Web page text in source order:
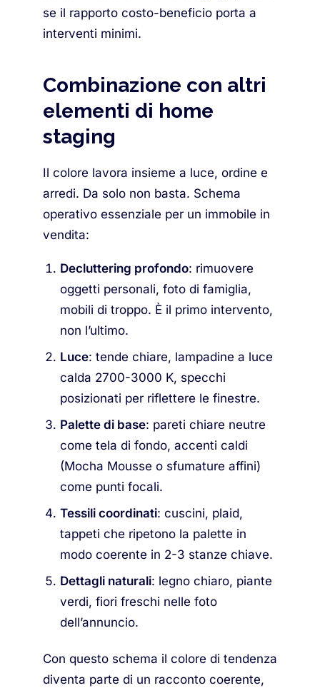
se il rapporto costo-beneficio porta a
interventi minimi.
Combinazione con altri
elementi di home
staging
Il colore lavora insieme a luce, ordine e
arredi. Da solo non basta. Schema
operativo essenziale per un immobile in
vendita:
Decluttering profondo: rimuovere
oggetti personali, foto di famiglia,
mobili di troppo. È il primo intervento,
non l’ultimo.
Luce: tende chiare, lampadine a luce
calda 2700-3000 K, specchi
posizionati per riflettere le finestre.
Palette di base: pareti chiare neutre
come tela di fondo, accenti caldi
(Mocha Mousse o sfumature affini)
come punti focali.
Tessili coordinati: cuscini, plaid,
tappeti che ripetono la palette in
modo coerente in 2-3 stanze chiave.
Dettagli naturali: legno chiaro, piante
verdi, fiori freschi nelle foto
dell’annuncio.
Con questo schema il colore di tendenza
diventa parte di un racconto coerente,